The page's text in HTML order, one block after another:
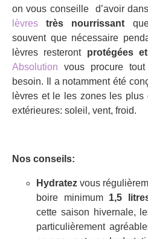
on vous conseille d’avoir
lèvres
très nourrissant
souvent que nécessaire
lèvres resteront protégées
Absolution vous procure
besoin. Il a notamment été
lèvres et le les zones les
extérieures: soleil, vent, froid.
Nos conseils:
Hydratez vous
boire minimum 1,5
cette saison hivernale,
particulièrement